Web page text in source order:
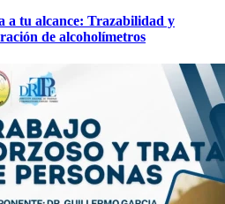
a tu alcance: Trazabilidad y
de alcoholímetros